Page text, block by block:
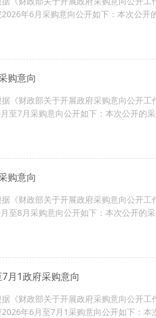
年6月采购意向公开如下：本次公开
购意向
《财政部关于开展政府采购意向公开工
至7月采购意向公开如下：本次公开的采
购意向
《财政部关于开展政府采购意向公开工
至8月采购意向公开如下：本次公开的采
月1政府采购意向
《财政部关于开展政府采购意向公开工
年6月至7月1采购意向公开如下：本